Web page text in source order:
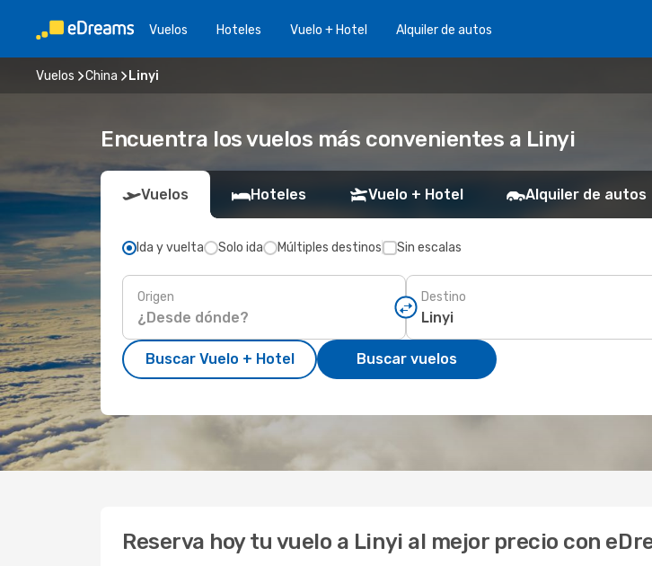
Vuelos Hoteles Vuelo + Hotel Alquiler de autos
Vuelos China Linyi
Encuentra los vuelos más convenientes a Linyi
Vuelos Hoteles Vuelo + Hotel Alquiler de autos
Ida y vuelta Solo ida Múltiples destinos Sin escalas
Origen Destino
Buscar Vuelo + Hotel Buscar vuelos
Reserva hoy tu vuelo a Linyi al mejor precio con